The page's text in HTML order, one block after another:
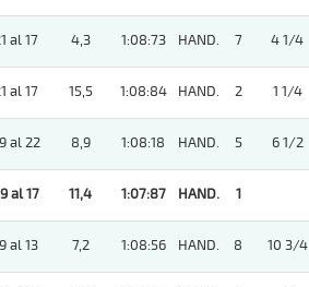
al 17 4,3 1:08:73 HAND. 7 4 1/4
al 17 15,5 1:08:84 HAND. 2 1 1/4
al 22 8,9 1:08:18 HAND. 5 6 1/2
al 17 11,4 1:07:87 HAND. 1
al 13 7,2 1:08:56 HAND. 8 10 3/4